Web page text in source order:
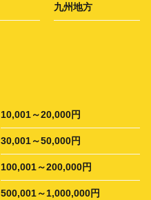
九州地方
10,001～20,000円
30,001～50,000円
100,001～200,000円
500,001～1,000,000円